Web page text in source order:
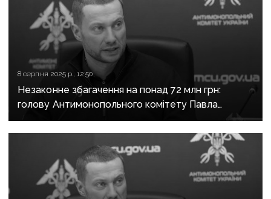
8 серпня 2025 р., 12:50
Незаконне збагачення на понад 72 млн грн:
голову Антимонопольного комітету Павла
Кириленка можуть відсторонити від посади